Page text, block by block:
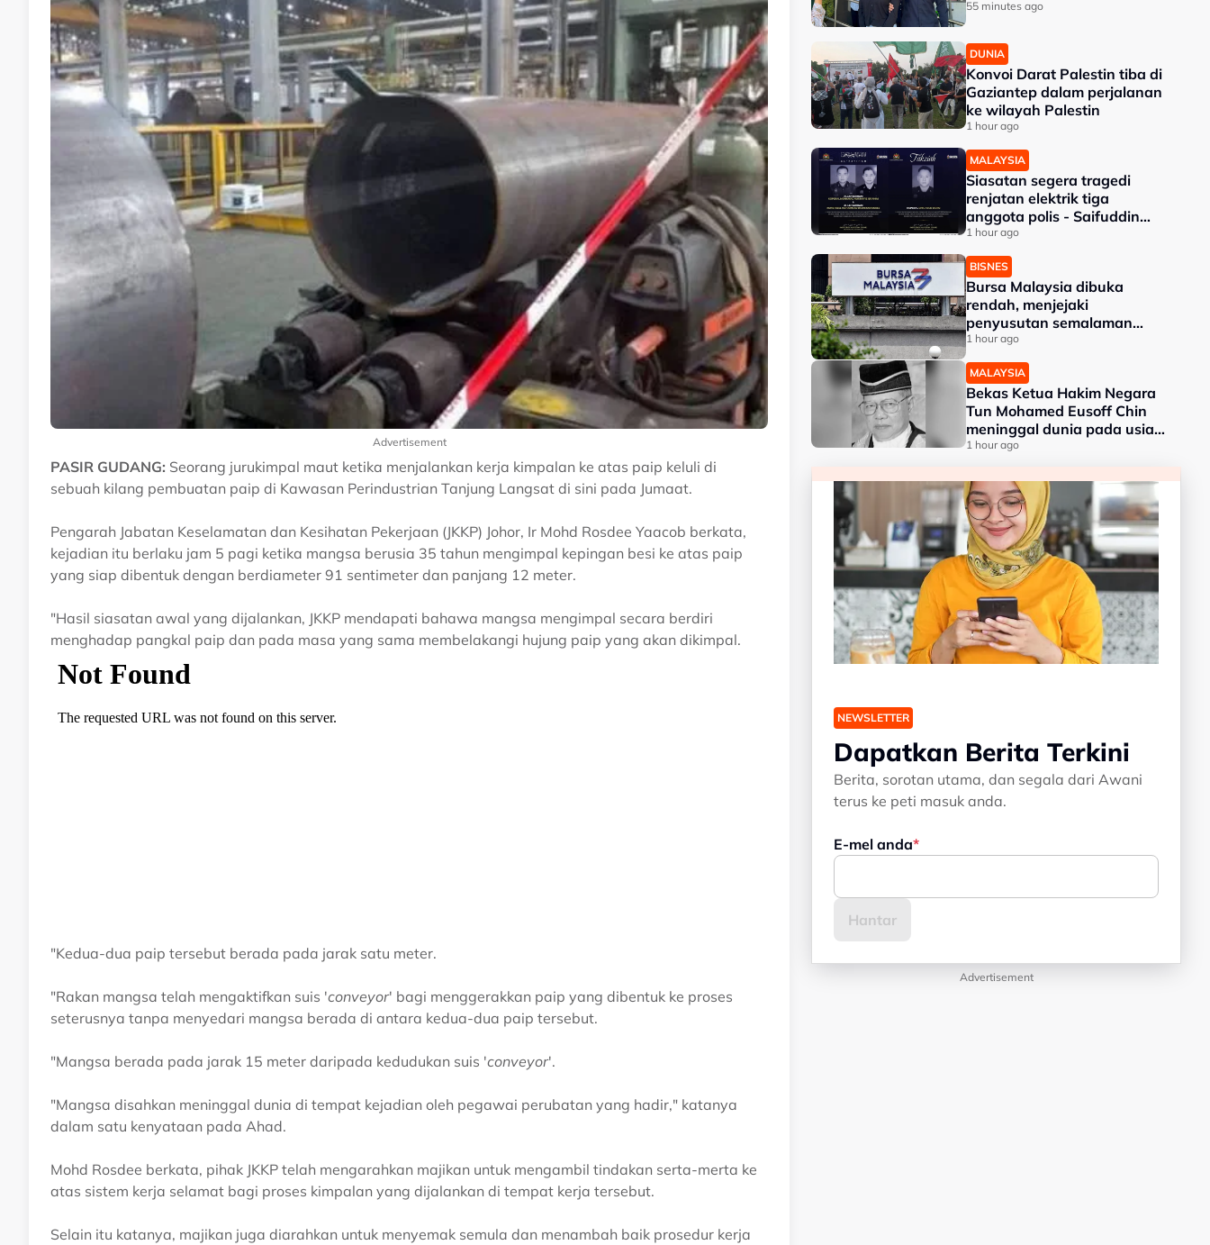
Advertisement
PASIR GUDANG: Seorang jurukimpal maut ketika menjalankan kerja kimpalan ke atas paip keluli di
sebuah kilang pembuatan paip di Kawasan Perindustrian Tanjung Langsat di sini pada Jumaat.
Pengarah Jabatan Keselamatan dan Kesihatan Pekerjaan (JKKP) Johor, Ir Mohd Rosdee Yaacob berkata,
kejadian itu berlaku jam 5 pagi ketika mangsa berusia 35 tahun mengimpal kepingan besi ke atas paip
yang siap dibentuk dengan berdiameter 91 sentimeter dan panjang 12 meter.
"Hasil siasatan awal yang dijalankan, JKKP mendapati bahawa mangsa mengimpal secara berdiri
menghadap pangkal paip dan pada masa yang sama membelakangi hujung paip yang akan dikimpal.
"Kedua-dua paip tersebut berada pada jarak satu meter.
"Rakan mangsa telah mengaktifkan suis 'conveyor' bagi menggerakkan paip yang dibentuk ke proses
seterusnya tanpa menyedari mangsa berada di antara kedua-dua paip tersebut.
"Mangsa berada pada jarak 15 meter daripada kedudukan suis 'conveyor'.
"Mangsa disahkan meninggal dunia di tempat kejadian oleh pegawai perubatan yang hadir," katanya
dalam satu kenyataan pada Ahad.
Mohd Rosdee berkata, pihak JKKP telah mengarahkan majikan untuk mengambil tindakan serta-merta ke
atas sistem kerja selamat bagi proses kimpalan yang dijalankan di tempat kerja tersebut.
Selain itu katanya, majikan juga diarahkan untuk menyemak semula dan menambah baik prosedur kerja
55 minutes ago
DUNIA
Konvoi Darat Palestin tiba di
Gaziantep dalam perjalanan
ke wilayah Palestin
1 hour ago
MALAYSIA
Siasatan segera tragedi
renjatan elektrik tiga
anggota polis - Saifuddin
Nasution
1 hour ago
BISNES
Bursa Malaysia dibuka
rendah, menjejaki
penyusutan semalaman
Wall Street
1 hour ago
MALAYSIA
Bekas Ketua Hakim Negara
Tun Mohamed Eusoff Chin
meninggal dunia pada usia
91 tahun
1 hour ago
NEWSLETTER
Dapatkan Berita Terkini
Berita, sorotan utama, dan segala dari Awani
terus ke peti masuk anda.
E-mel anda
Advertisement